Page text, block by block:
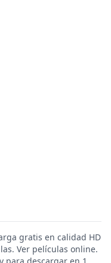
gratis en calidad HD
Ver películas online.